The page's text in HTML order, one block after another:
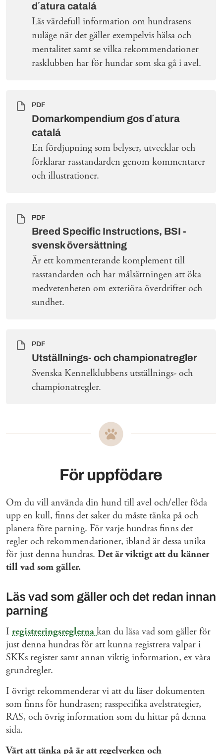
d´atura catalá
Läs värdefull information om hundrasens
nuläge när det gäller exempelvis hälsa och
mentalitet samt se vilka rekommendationer
rasklubben har för hundar som ska gå i avel.
PDF
Domarkompendium gos d´atura
catalá
En fördjupning som belyser, utvecklar och
förklarar rasstandarden genom kommentarer
och illustrationer.
PDF
Breed Specific Instructions, BSI -
svensk översättning
Är ett kommenterande komplement till
rasstandarden och har målsättningen att öka
medvetenheten om exteriöra överdrifter och
sundhet.
PDF
Utställnings- och championatregler
Svenska Kennelklubbens utställnings- och
championatregler.
För uppfödare
Om du vill använda din hund till avel och/eller föda
upp en kull, finns det saker du måste tänka på och
planera före parning. För varje hundras finns det
regler och rekommendationer, ibland är dessa unika
för just denna hundras. Det är viktigt att du känner
till vad som gäller.
Läs vad som gäller och det redan innan
parning
I registreringsreglernakan du läsa vad som gäller för
just denna hundras för att kunna registrera valpar i
SKKs register samt annan viktig information, ex våra
grundregler.
I övrigt rekommenderar vi att du läser dokumenten
som finns för hundrasen; rasspecifika avelstrategier,
RAS, och övrig information som du hittar på denna
sida.
Värt att tänka på är att regelverken och